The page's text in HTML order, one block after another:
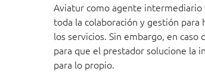
Aviatur como agente intermediario
toda la colaboración y gestión
los servicios. Sin embargo, en
para que el prestador solucione la
para lo propio.